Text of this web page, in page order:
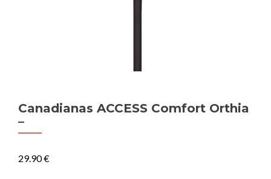
Canadianas ACCESS Comfort Orthia
–
29.90€